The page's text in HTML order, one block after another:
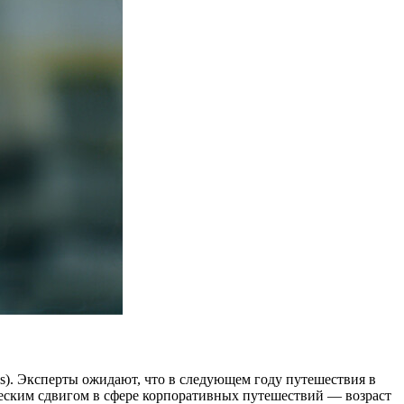
Эксперты ожидают, что в следующем году путешествия в
сдвигом в сфере корпоративных путешествий — возраст